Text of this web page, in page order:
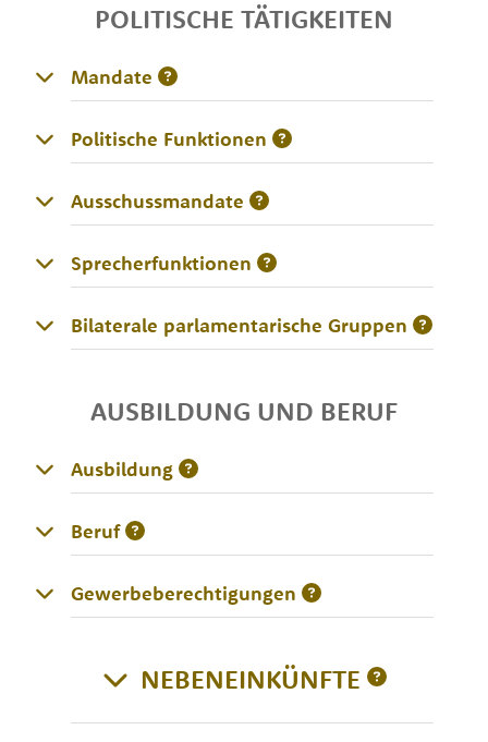
POLITISCHE TÄTIGKEITEN
Mandate
Politische Funktionen
Ausschussmandate
Sprecherfunktionen
Bilaterale parlamentarische Gruppen
AUSBILDUNG UND BERUF
Ausbildung
Beruf
Gewerbeberechtigungen
NEBENEINKÜNFTE